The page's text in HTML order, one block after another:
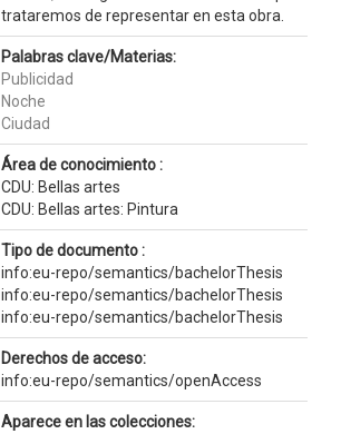
trataremos de representar en esta obra.
Palabras clave/Materias:
Publicidad
Noche
Ciudad
Área de conocimiento :
CDU: Bellas artes
CDU: Bellas artes: Pintura
Tipo de documento :
info:eu-repo/semantics/bachelorThesis
info:eu-repo/semantics/bachelorThesis
info:eu-repo/semantics/bachelorThesis
Derechos de acceso:
info:eu-repo/semantics/openAccess
Aparece en las colecciones: